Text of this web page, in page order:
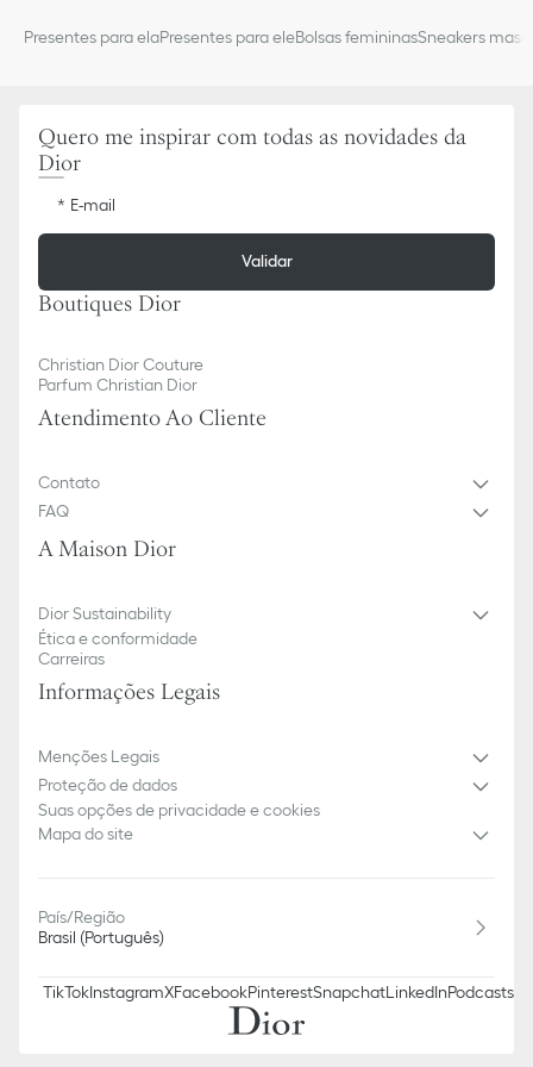
Presentes para elaPresentes para eleBolsas femininasSneakers
Quero me inspirar com todas as novidades da
Dior
E-mail
Validar
Boutiques Dior
Christian Dior Couture
Parfum Christian Dior
Atendimento Ao Cliente
Contato
FAQ
A Maison Dior
Dior Sustainability
Ética e conformidade
Carreiras
Informações Legais
Menções Legais
Proteção de dados
Suas opções de privacidade e cookies
Mapa do site
País/Região
Brasil (Português)
TikTokInstagramXFacebookPinterestSnapchatLinkedInPodcasts